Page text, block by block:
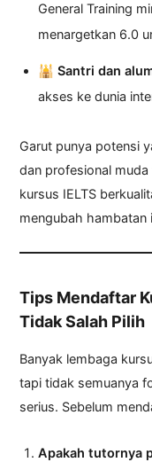
General Training
menargetkan 6.0
🕌Santri dan
akses ke dunia
Garut punya potensi
dan profesional
kursus IELTS
mengubah hambatan
Tips Mendaftar
Tidak Salah Pilih
Banyak lembaga
tapi tidak semuanya
serius. Sebelum
Apakah tutornya